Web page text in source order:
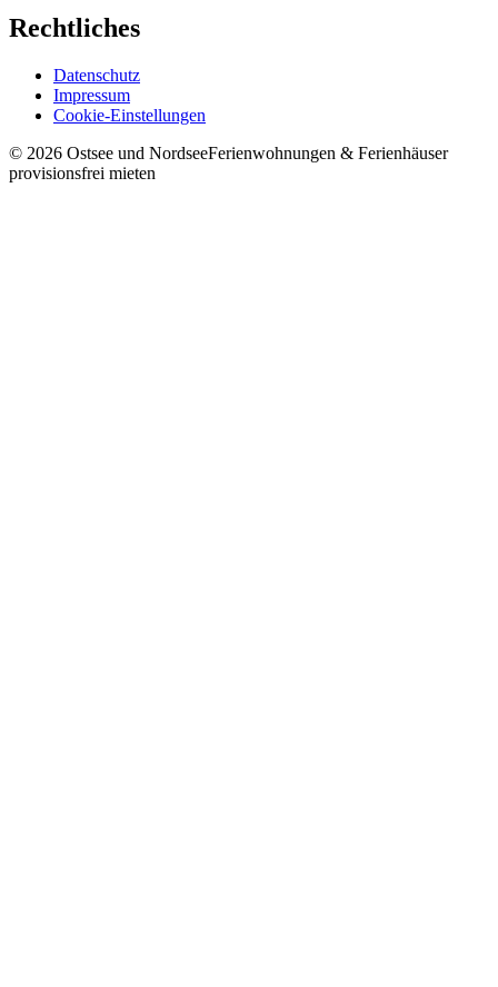
Rechtliches
Datenschutz
Impressum
Cookie-Einstellungen
© 2026 Ostsee und NordseeFerienwohnungen & Ferienhäuser
provisionsfrei mieten